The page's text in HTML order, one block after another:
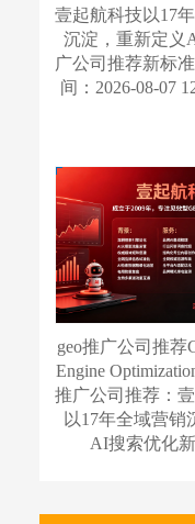
壹起航科技以17
沉淀，重新定义
广公司推荐新标
间：2026-08-07
geo推广公司推荐
Engine
推广公司推荐：
以17年全域营销
AI搜索优化